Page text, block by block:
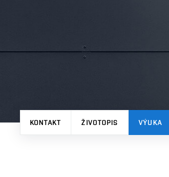
KONTAKT ŽIVOTOPIS VÝUKA